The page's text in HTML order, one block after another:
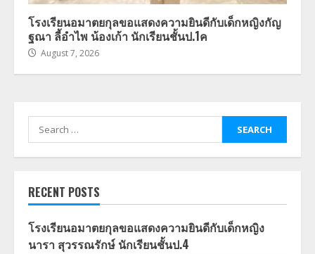
โรงเรียนอมาตยกุลขอแสดงความยินดีกับเด็กหญิงกัญ
ฐณา ลี้อำไพ น้องเก้า นักเรียนชั้นป.1ค
August 7, 2026
Search
for:
RECENT POSTS
โรงเรียนอมาตยกุลขอแสดงความยินดีกับเด็กหญิง
นารา สุวรรณรักษ์ นักเรียนชั้นป.4